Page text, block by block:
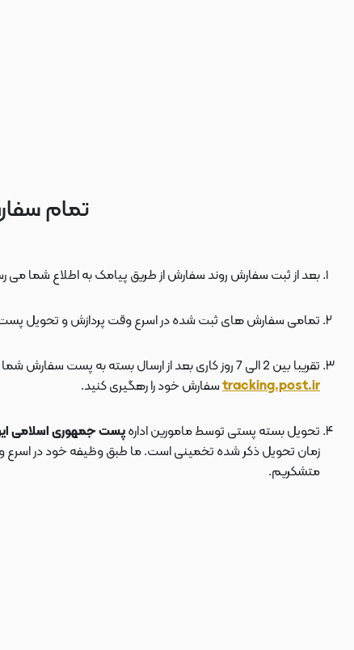
تمام
بعد از ثبت سفارش روند سفارش از طریق پیامک به اطلاع شما می
تمامی سفارش های ثبت شده در اسرع وقت پردازش و تحویل
تقریبا بین 2 الی 7 روز کاری بعد از ارسال بسته به پست سفارش شما به دستتان می رسد . بعد از ارسال بسته به پست ، کد مرسوله هم برای شما پیامک می شود که توسط آن می توانید در سایت پست به نشانی
tracking.post.irسفارش خود را رهگیری کنید.
تحویل بسته پستی توسط مامورین ادارهپست جمهوری اسلامی
زمان تحویل ذکر شده تخمینی است. ما طبق وظیفه خود در اسرع
متشکریم.